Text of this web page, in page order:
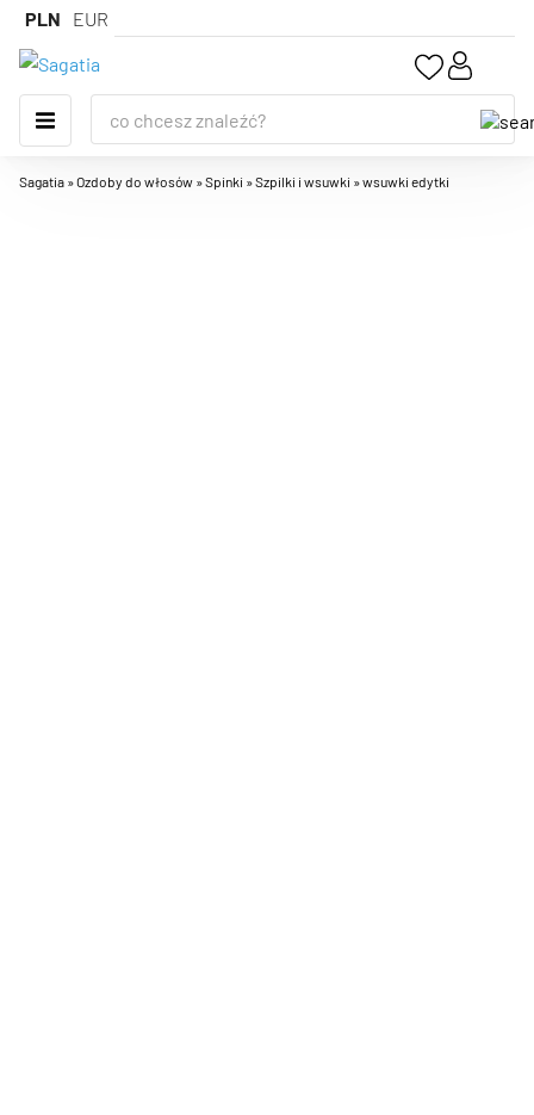
PLN EUR
Sagatia »Ozdoby do włosów »Spinki »Szpilki i wsuwki »wsuwki edytki